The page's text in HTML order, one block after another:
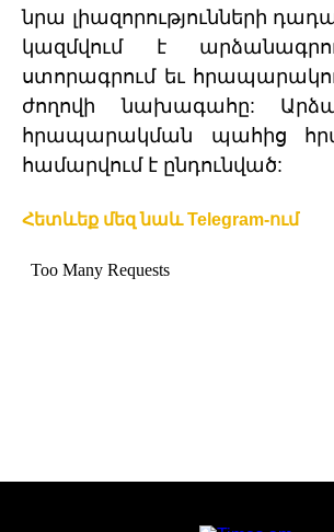
նրա լիազորությունների
կազմվում է
ստորագրում եւ
ժողովի նախագահը:
հրապարակման պահից
համարվում է ընդունված:
Հետևեք մեզ նաև Telegram-ում